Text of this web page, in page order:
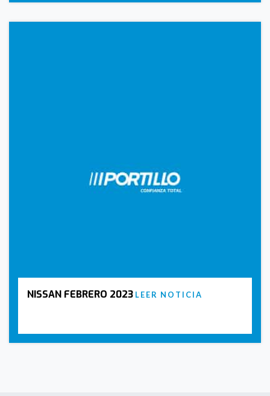
NISSAN FEBRERO 2023 LEER NOTICIA